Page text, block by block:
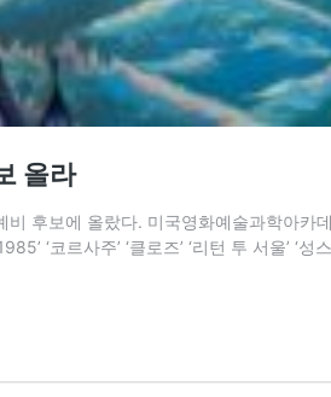
올라
비 후보에 올랐다. 미국영화예술과학
‘코르사주’ ‘클로즈’ ‘리턴 투 서울’ ‘